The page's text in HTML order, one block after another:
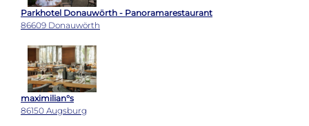
Parkhotel Donauwörth - Panoramarestaurant
86609 Donauwörth
maximilian°s
86150 Augsburg